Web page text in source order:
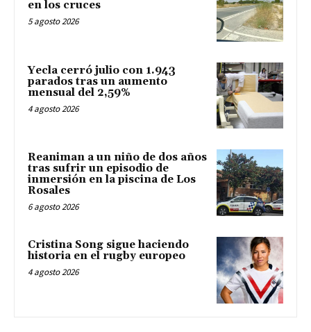
en los cruces
5 agosto 2026
Yecla cerró julio con 1.943
parados tras un aumento
mensual del 2,59%
4 agosto 2026
Reaniman a un niño de dos años
tras sufrir un episodio de
inmersión en la piscina de Los
Rosales
6 agosto 2026
Cristina Song sigue haciendo
historia en el rugby europeo
4 agosto 2026